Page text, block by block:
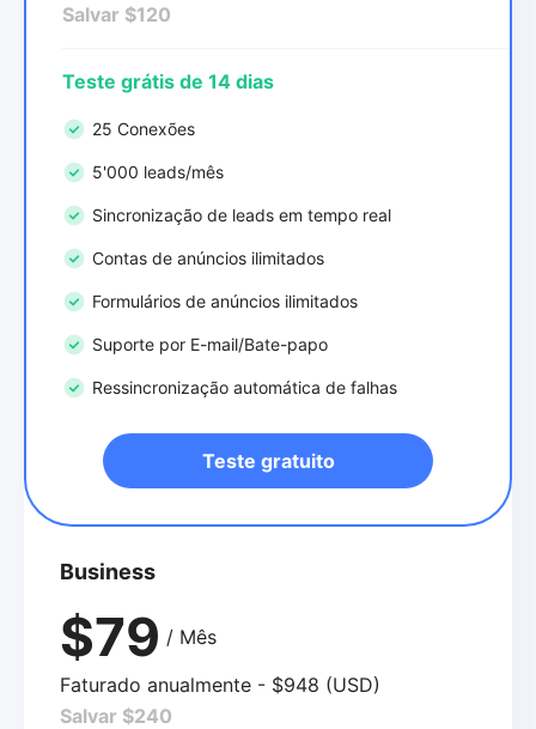
Salvar $120
Teste grátis de 14 dias
25 Conexões
5'000 leads/mês
Sincronização de leads em tempo real
Contas de anúncios ilimitados
Formulários de anúncios ilimitados
Suporte por E-mail/Bate-papo
Ressincronização automática de falhas
Teste gratuito
Business
$79 / Mês
Faturado anualmente - $948 (USD)
Salvar $240